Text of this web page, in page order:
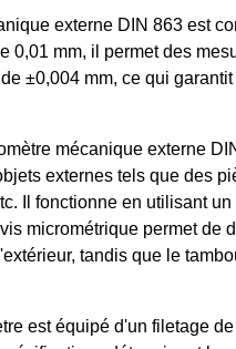
externe DIN 863 est
0,01 mm, il permet des
±0,004 mm, ce qui
mécanique externe
externes tels que des
Il fonctionne en utilisant
micrométrique permet de
tandis que le
est équipé d'un filetage